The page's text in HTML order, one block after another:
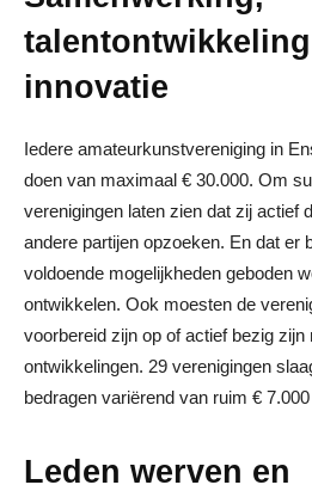
innovatie
Iedere amateurkunstvereniging in
doen van maximaal € 30.000. Om
verenigingen laten zien dat zij actief
andere partijen opzoeken. En dat er
voldoende mogelijkheden geboden
ontwikkelen. Ook moesten de
voorbereid zijn op of actief bezig zijn
ontwikkelingen. 29 verenigingen
bedragen variërend van ruim €
Leden werven en